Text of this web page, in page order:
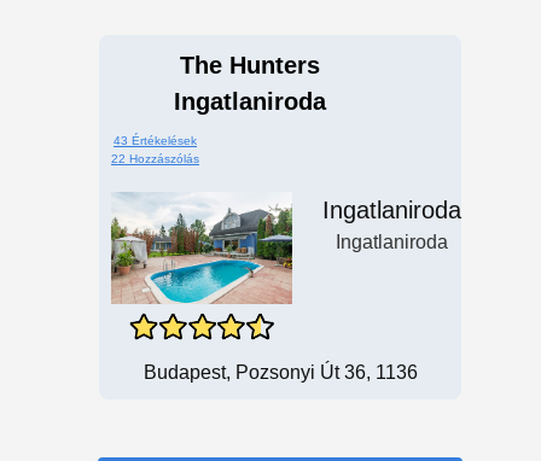
The Hunters
Ingatlaniroda
43 Értékelések
22 Hozzászólás
Ingatlaniroda
Ingatlaniroda
Budapest, Pozsonyi Út 36, 1136